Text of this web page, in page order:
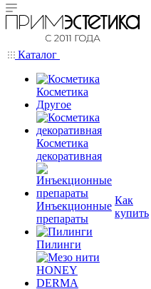
Каталог
Косметика
Другое
Косметика
декоративная
Инъекционные
препараты
Пилинги
Как
купить